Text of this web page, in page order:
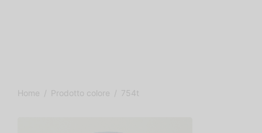
Home / Prodotto colore / 754t